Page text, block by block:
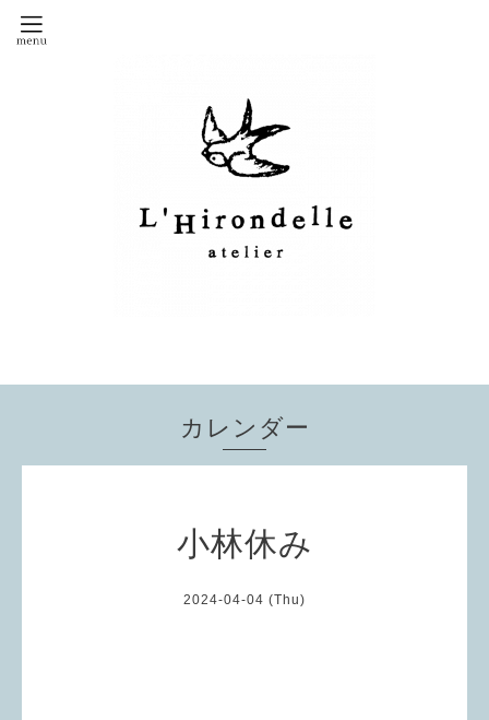
カレンダー
小林休み
2024-04-04 (Thu)